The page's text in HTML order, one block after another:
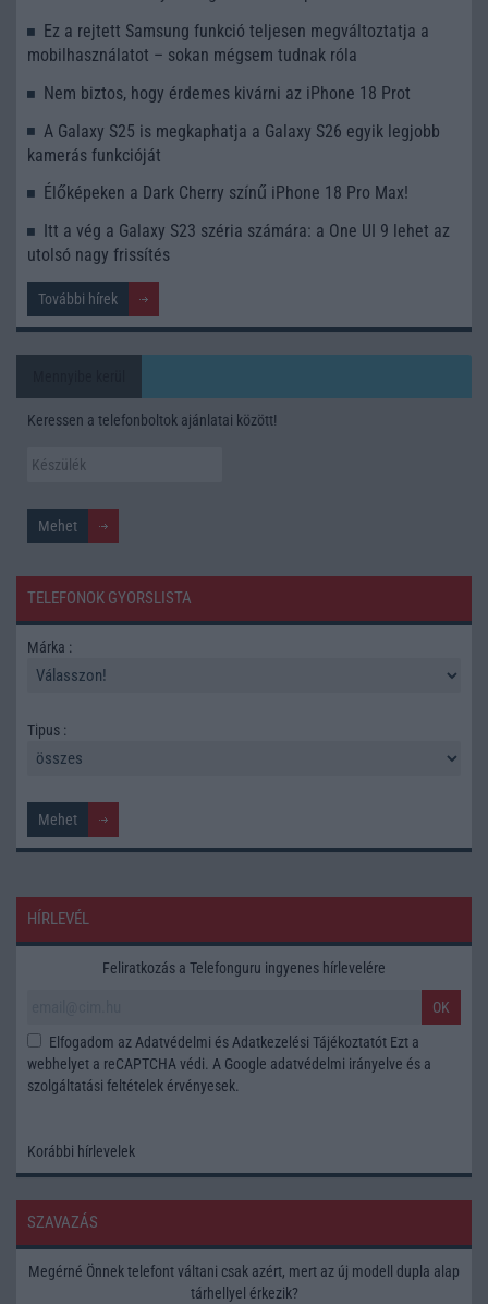
Ez a rejtett Samsung funkció teljesen megváltoztatja a
mobilhasználatot – sokan mégsem tudnak róla
Nem biztos, hogy érdemes kivárni az iPhone 18 Prot
A Galaxy S25 is megkaphatja a Galaxy S26 egyik legjobb
kamerás funkcióját
Élőképeken a Dark Cherry színű iPhone 18 Pro Max!
Itt a vég a Galaxy S23 széria számára: a One UI 9 lehet az
utolsó nagy frissítés
További hírek
Keressen a telefonboltok ajánlatai között!
TELEFONOK GYORSLISTA
Márka :
Tipus :
HÍRLEVÉL
Feliratkozás a Telefonguru ingyenes hírlevelére
OK
Elfogadom azAdatvédelmi és Adatkezelési Tájékoztatót Ezt a
webhelyet a reCAPTCHA védi. A Google adatvédelmi irányelve és a
szolgáltatási feltételek érvényesek.
Korábbi hírlevelek
SZAVAZÁS
Megérné Önnek telefont váltani csak azért, mert az új modell dupla alap
tárhellyel érkezik?